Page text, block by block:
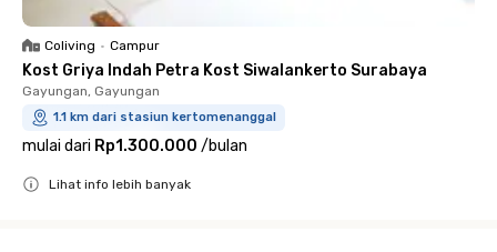
Coliving • Campur
Kost Griya Indah Petra Kost Siwalankerto Surabaya
Gayungan, Gayungan
1.1 km dari stasiun kertomenanggal
mulai dari Rp1.300.000 /bulan
Lihat info lebih banyak